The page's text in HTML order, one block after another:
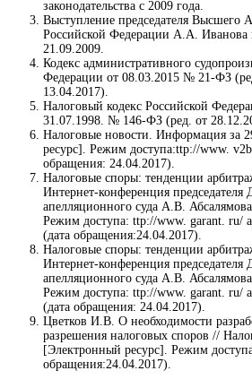
законодательства с 2009 года.
Выступление председателя Высшего
Российской Федерации А.А. Иванова
21.09.2009.
Кодекс административного
Федерации от 08.03.2015 № 21-ФЗ
13.04.2017).
Налоговый кодекс Российской
31.07.1998. № 146-ФЗ (ред. от
Налоговые новости. Информация за
ресурс]. Режим доступа:ttp://www.
обращения: 24.04.2017).
Налоговые споры: тенденции
Интернет-конференция председателя
апелляционного суда А.В.
Режим доступа: ttp://www. garant. ru/
(дата обращения:24.04.2017).
Налоговые споры: тенденции
Интернет-конференция председателя
апелляционного суда А.В.
Режим доступа: ttp://www. garant. ru/
(дата обращения: 24.04.2017).
Цветков И.В. О необходимости
разрешения налоговых споров //
[Электронный ресурс]. Режим
обращения:24.04.2017).